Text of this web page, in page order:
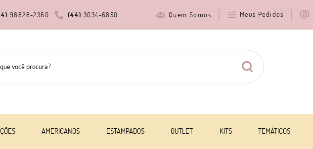
(44) 3034-6850
98828-2360 Quem Somos Meus Pedidos
AMERICANOS ESTAMPADOS OUTLET KITS TEMÁTICOS